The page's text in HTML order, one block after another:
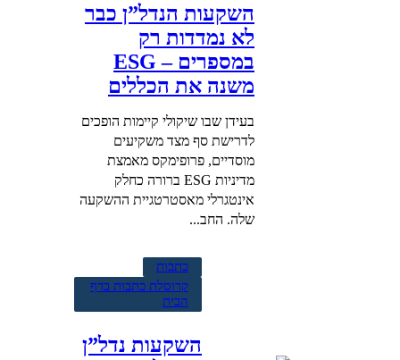
השקעות הנדל”ן כבר
לא נמדדות רק
במספרים – ESG
משנה את הכללים
בעידן שבו שיקולי קיימות הופכים
לדרישת סף מצד משקיעים
מוסדיים, פרופימקס מאמצת
מדיניות ESG ברורה כחלק
אינטגרלי מאסטרטגיית ההשקעה
שלה. החב...
כתבות
קרוסלת כתבות בדף
הבית
השקעות נדל”ן